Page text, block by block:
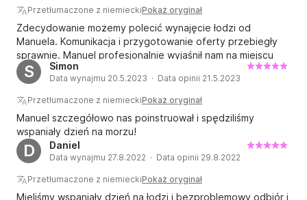
Przetłumaczone z niemieckiPokaż oryginał
Zdecydowanie możemy polecić wynajęcie łodzi od
Manuela. Komunikacja i przygotowanie oferty przebiegły
sprawnie. Manuel profesjonalnie wyjaśnił nam na miejscu
wszystko na temat łodzi, pomógł nam ją zacumować przy
wypłynięciu i przybyciu na miejsce, a także dużo się
śmialiśmy. Po prostu wspaniałe doświadczenie! Jeszcze raz
S Simon
Data wynajmu 20.5.2023 · Data opinii 21.5.2023
Przetłumaczone z niemieckiPokaż oryginał
Manuel szczegółowo nas poinstruował i spędziliśmy
wspaniały dzień na morzu!
D Daniel
Data wynajmu 27.8.2022 · Data opinii 29.8.2022
Przetłumaczone z niemieckiPokaż oryginał
Mieliśmy wspaniały dzień na łodzi i bezproblemowy odbiór i